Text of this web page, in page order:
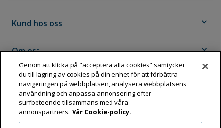
Kund hos oss expand_more
Om oss expand_more
Följ Dahl
Genom att klicka på "acceptera alla cookies" samtycker
du till lagring av cookies på din enhet för att förbättra
navigeringen på webbplatsen, analysera webbplatsens
användning och anpassa annonsering efter
surfbeteende tillsammans med våra
annonspartners. Vår Cookie-policy.